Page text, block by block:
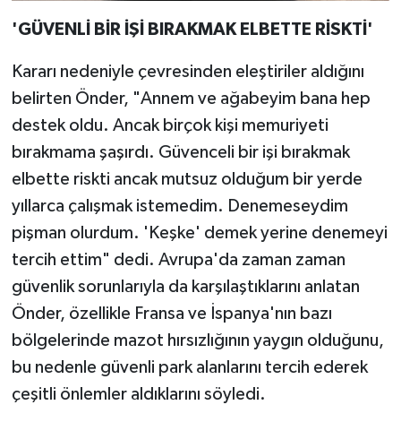
'GÜVENLİ BİR İŞİ BIRAKMAK ELBETTE RİSKTİ'
Kararı nedeniyle çevresinden eleştiriler aldığını
belirten Önder, "Annem ve ağabeyim bana hep
destek oldu. Ancak birçok kişi memuriyeti
bırakmama şaşırdı. Güvenceli bir işi bırakmak
elbette riskti ancak mutsuz olduğum bir yerde
yıllarca çalışmak istemedim. Denemeseydim
pişman olurdum. 'Keşke' demek yerine denemeyi
tercih ettim" dedi. Avrupa'da zaman zaman
güvenlik sorunlarıyla da karşılaştıklarını anlatan
Önder, özellikle Fransa ve İspanya'nın bazı
bölgelerinde mazot hırsızlığının yaygın olduğunu,
bu nedenle güvenli park alanlarını tercih ederek
çeşitli önlemler aldıklarını söyledi.